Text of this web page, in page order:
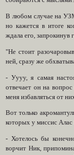
В любом случае на
но кажется в итоге
ждала его, запрокинув
"Не стоит
ней, сразу же
- Уууу, я самая
отвечает он на
меня избавляться от
Вот только
которых у миссис Алас
- Хотелось бы
ворчит Ник,